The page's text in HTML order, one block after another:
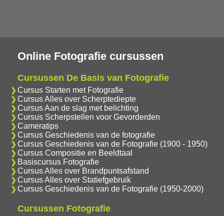
Online Fotografie cursussen
Cursussen De Basis van Fotografie
Cursus Starten met Fotografie
Cursus Alles over Scherptediepte
Cursus Aan de slag met belichting
Cursus Scherpstellen voor Gevorderden
Cameratips
Cursus Geschiedenis van de fotografie
Cursus Geschiedenis van de Fotografie (1900 - 1950)
Cursus Compositie en Beeldtaal
Basiscursus Fotografie
Cursus Alles over Brandpuntsafstand
Cursus Alles over Statiefgebruik
Cursus Geschiedenis van de Fotografie (1950-2000)
Cursussen Fotografie